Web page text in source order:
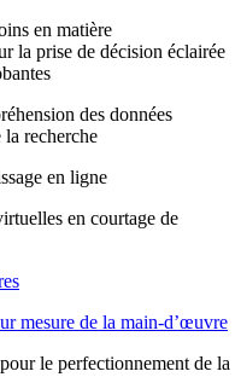
en matière
la prise de décision éclairée
des données
la recherche
en ligne
en courtage de
mesure de la main-d’œuvre
le perfectionnement de la